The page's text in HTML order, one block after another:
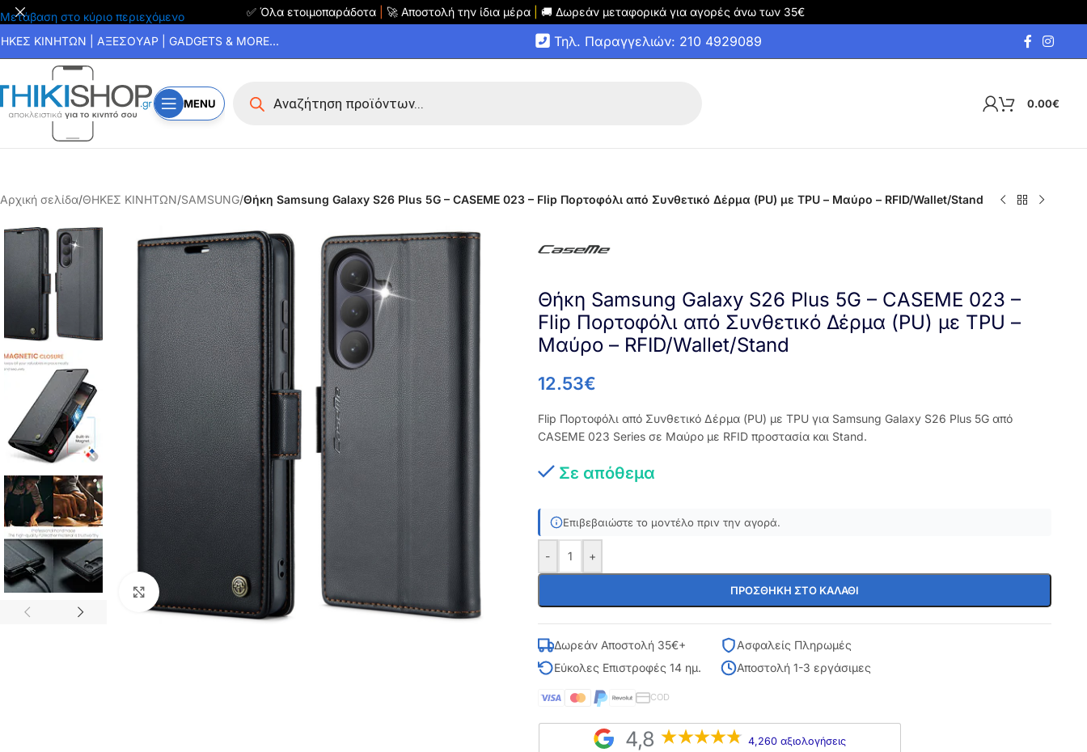
Μετάβαση στο κύριο περιεχόμενο ✅ Όλα ετοιμοπαράδοτα 🚀 Αποστολή την ίδια μέρα 🚚 Δωρεάν μεταφορικά για αγορές άνω των 35€
ΚΙΝΗΤΩΝ | ΑΞΕΣΟΥΑΡ | GADGETS & MORE... Τηλ. Παραγγελιών: 210 4929089
MENU 0.00€
Αρχική σελίδα/ΘΗΚΕΣ ΚΙΝΗΤΩΝ/SAMSUNG/Θήκη Samsung Galaxy S26 Plus 5G – CASEME 023 – Flip Πορτοφόλι από Συνθετικό Δέρμα (PU) με TPU – Μαύρο – RFID/Wallet/Stand
Click to enlarge
Θήκη Samsung Galaxy S26 Plus 5G – CASEME 023 –
Flip Πορτοφόλι από Συνθετικό Δέρμα (PU) με TPU –
Μαύρο – RFID/Wallet/Stand
12.53€
Flip Πορτοφόλι από Συνθετικό Δέρμα (PU) με TPU για Samsung Galaxy S26 Plus 5G από
CASEME 023 Series σε Μαύρο με RFID προστασία και Stand.
Σε απόθεμα
Επιβεβαιώστε το μοντέλο πριν την αγορά.
- +
ΠΡΟΣΘΉΚΗ ΣΤΟ ΚΑΛΆΘΙ
Δωρεάν Αποστολή 35€+
Ασφαλείς Πληρωμές
Εύκολες Επιστροφές 14 ημ.
Αποστολή 1-3 εργάσιμες
COD
4,8 4,260 αξιολογήσεις